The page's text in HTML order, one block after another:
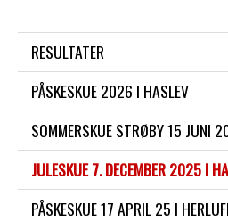
RESULTATER
PÅSKESKUE 2026 I HASLEV
SOMMERSKUE STRØBY 15 JUNI
JULESKUE 7. DECEMBER 2025 I
PÅSKESKUE 17 APRIL 25 I